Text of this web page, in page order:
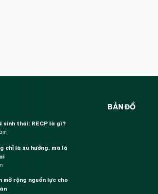
sinh thái: RECP là gì?
chỉ là xu hướng, mà là
mở rộng nguồn lực cho
BẢN ĐỒ